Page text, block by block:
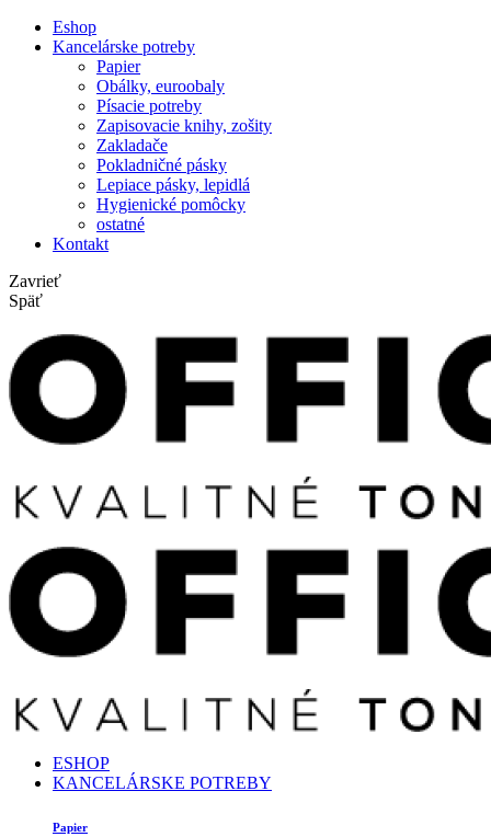
Eshop
Kancelárske potreby
Papier
Obálky, euroobaly
Písacie potreby
Zapisovacie knihy, zošity
Zakladače
Pokladničné pásky
Lepiace pásky, lepidlá
Hygienické pomôcky
ostatné
Kontakt
Zavrieť
Späť
ESHOP
KANCELÁRSKE POTREBY
Papier